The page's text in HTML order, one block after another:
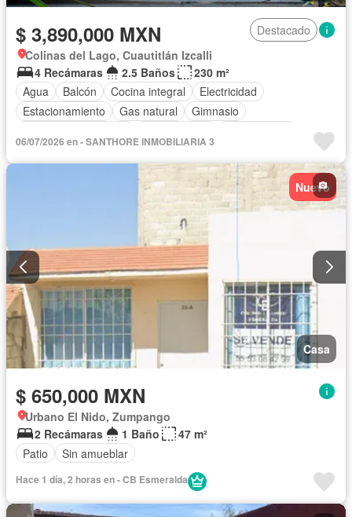
$ 3,890,000 MXN
Destacado
Colinas del Lago, Cuautitlán Izcalli
4 Recámaras
2.5 Baños
230 m²
Agua
Balcón Cocina integral
Electricidad
Estacionamiento
Gas natural
Gimnasio
06/07/2026 en - SANTHORE INMOBILIARIA 3
Nuevo
Casa
$ 650,000 MXN
Urbano El Nido, Zumpango
2 Recámaras
1 Baño
47 m²
Patio
Sin amueblar
Hace 1 día, 2 horas en - CB Esmeralda